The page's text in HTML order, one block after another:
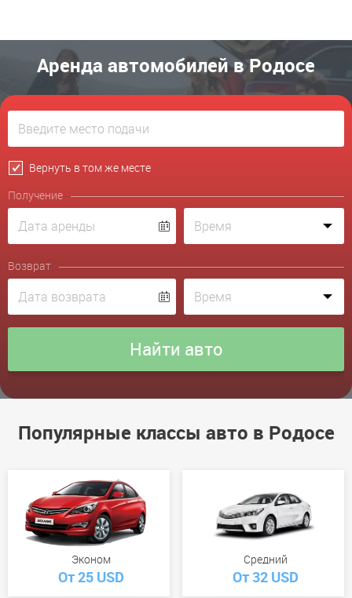
Аренда автомобилей в Родосе
Вернуть в том же месте
Получение
Возврат
Популярные классы авто в Родосе
Эконом
От 25 USD
Средний
От 32 USD